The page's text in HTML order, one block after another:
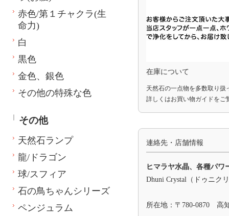
在庫について
天然石の一点物を多数取り扱
詳しくはお買い物ガイドをご
連絡先・店舗情報
ヒマラヤ水晶、各種パ
Dhuni Crystal（ドゥニク
所在地：〒780-0870 高
赤色/第１チャクラ(生
命力)
白
黒色
金色、銀色
その他の特殊な色
その他
天然石ランプ
龍/ドラゴン
球/スフィア
石の鳥ちゃんシリーズ
ペンジュラム